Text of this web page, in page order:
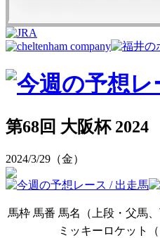
第68回 大阪杯 2024
2024/3/29（金）
馬枠 馬番 馬名（上段・父馬、
ミッキーロケット